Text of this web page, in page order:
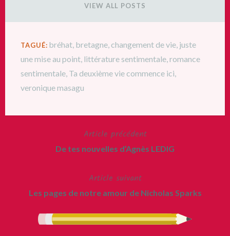
VIEW ALL POSTS
TAGUÉ: bréhat, bretagne,changement de vie, juste
une mise au point, littérature sentimentale,romance
sentimentale, Ta deuxième vie commence ici,
veronique masagu
Article précédent
De tes nouvelles d’Agnès LEDIG
Article suivant
Les pages de notre amour de Nicholas Sparks